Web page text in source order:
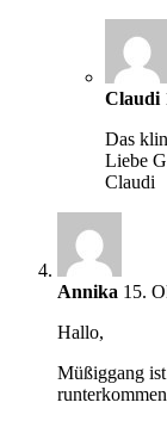
Claudi
Das
Liebe
Claudi
Annika 15.
Hallo,
Müßiggang